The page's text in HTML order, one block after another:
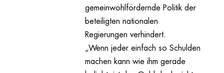
gemeinwohlfördernde Politik der
beteiligten nationalen
Regierungen verhindert.
„Wenn jeder einfach so Schulden
machen kann wie ihm gerade